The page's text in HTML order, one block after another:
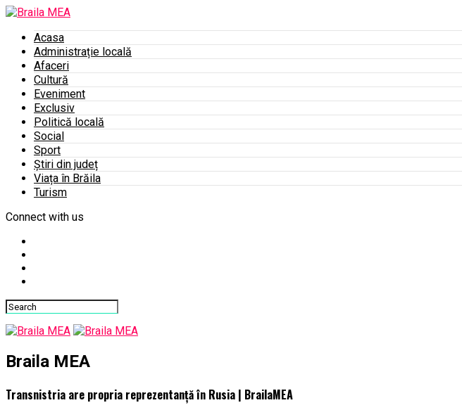
Acasa
Administrație locală
Afaceri
Cultură
Eveniment
Exclusiv
Politică locală
Social
Sport
Știri din județ
Viața în Brăila
Turism
Connect with us
Braila MEA
Transnistria are propria reprezentanță în Rusia | BrailaMEA